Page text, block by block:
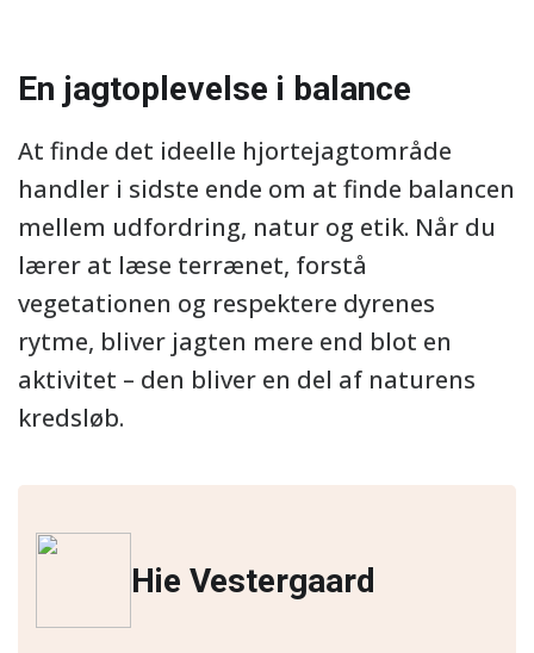
En jagtoplevelse i balance
At finde det ideelle hjortejagtområde
handler i sidste ende om at finde balancen
mellem udfordring, natur og etik. Når du
lærer at læse terrænet, forstå
vegetationen og respektere dyrenes
rytme, bliver jagten mere end blot en
aktivitet – den bliver en del af naturens
kredsløb.
Hie Vestergaard